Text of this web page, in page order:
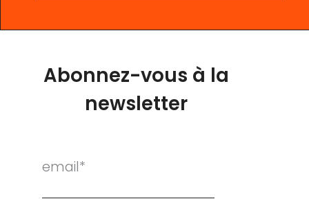
Abonnez-vous à la
newsletter
email*